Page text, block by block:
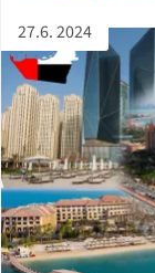
27.6. 2024